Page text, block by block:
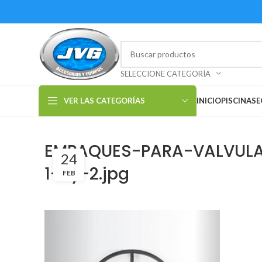
SELECCIONE CATEGORÍA
VER LAS CATEGORÍAS INICIOPISCINAS
EMPAQUES-PARA-
1-½y-2.jpg
24
FEB